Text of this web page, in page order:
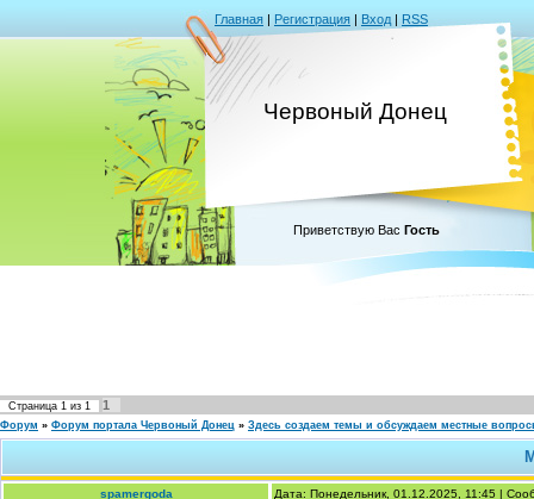
Главная | Регистрация | Вход | RSS
Червоный Донец
Приветствую Вас Гость
Страница 1 из 1 1
Форум » Форум портала Червоный Донец » Здесь создаем темы и обсуждаем местные
spamergoda Дата: Понедельник, 01.12.2025, 11:45 |